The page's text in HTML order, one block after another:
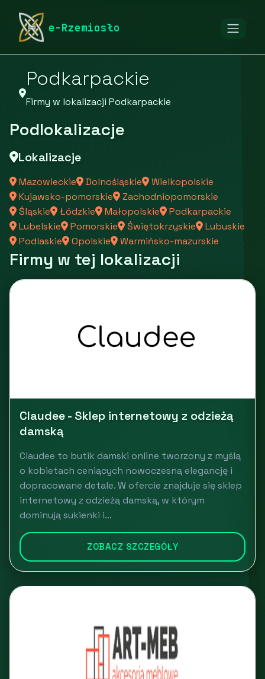
e-Rzemiosło
rymarstwo-poznan.pl
Podkarpackie
Firmy w lokalizacji Podkarpackie
Podlokalizacje
Lokalizacje
Mazowieckie Dolnośląskie
Wielkopolskie
Kujawsko-pomorskie
Zachodniopomorskie
Śląskie
Łódzkie Małopolskie
Podkarpackie
Lubelskie
Pomorskie Świętokrzyskie
Lubuskie
Podlaskie
Opolskie Warmińsko-mazurskie
Firmy w tej lokalizacji
Claudee - Sklep internetowy z odzieżą
damską
Claudee to butik damski online tworzony z myślą
o kobietach ceniących nowoczesną elegancję i
dopracowane detale. W ofercie znajduje się sklep
internetowy z odzieżą damską, w którym
dominują sukienki i...
ZOBACZ SZCZEGÓŁY